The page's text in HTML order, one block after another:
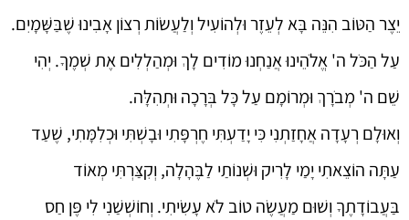
יֵצֶר הַטּוֹב הִנֵּה בָּא לְעֵזֶר וּלְהוֹעִיל וְלַעֲשׂוֹת רְצוֹן אָבִינוּ שֶׁבַּשָּׁמָיִם.
עַל הַכֹּל ה' אֱלֹהֵינוּ אֲנַחְנוּ מוֹדִים לָךְ וּמְהַלְלִים אֶת שְׁמֶךָ. יְהִי
שֵׁם ה' מְבֹרָךְ וּמְרוֹמָם עַל כָּל בְּרָכָה וּתְהִלָּה.
וְאוּלָם רְעָדָה אֲחָזַתְנִי כִּי יָדַעְתִּי חֶרְפָּתִי וּבָשְׁתִּי וּכְלִמָּתִי, שֶׁעַד
עַתָּה הוֹצֵאתִי יָמַי לָרִיק וּשְׁנוֹתַי לַבֶּהָלָה, וְקִצַּרְתִּי מְאוֹד
בַּעֲבוֹדָתֶךָ וְשׁוּם מַעֲשֶׂה טוֹב לֹא עָשִׂיתִי. וְחוֹשְׁשַׁנִי לִי פֶּן חַס